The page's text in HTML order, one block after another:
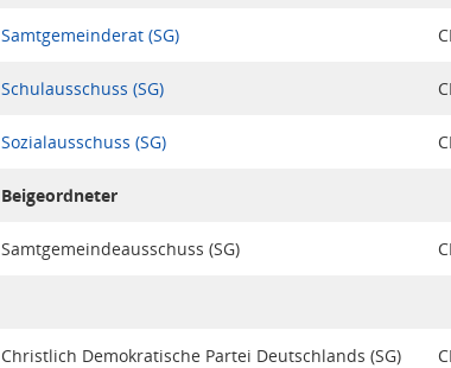
Samtgemeinderat (SG)
Schulausschuss (SG)
Sozialausschuss (SG)
Beigeordneter
Samtgemeindeausschuss (SG)
Christlich Demokratische Partei Deutschlands (SG)